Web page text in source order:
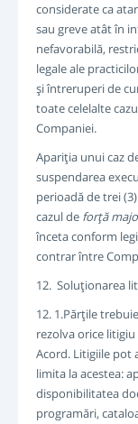
considerate ca
sau greve atât în
nefavorabilă,
legale ale
şi întreruperi de
toate celelalte
Companiei.
Apariţia unui caz
suspendarea
perioadă de trei
cazul de forţă
înceta conform
contrar între
12. Soluţionarea
12. 1.Părţile
rezolva orice
Acord. Litigiile pot
limita la acestea:
disponibilitatea
programări,